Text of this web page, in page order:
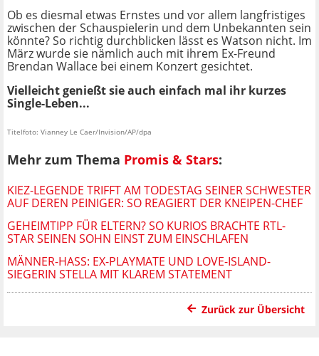
Ob es diesmal etwas Ernstes und vor allem langfristiges
zwischen der Schauspielerin und dem Unbekannten sein
könnte? So richtig durchblicken lässt es Watson nicht. Im
März wurde sie nämlich auch mit ihrem Ex-Freund
Brendan Wallace bei einem Konzert gesichtet.
Vielleicht genießt sie auch einfach mal ihr kurzes
Single-Leben...
Titelfoto: Vianney Le Caer/Invision/AP/dpa
Mehr zum Thema Promis & Stars:
KIEZ-LEGENDE TRIFFT AM TODESTAG SEINER SCHWESTER
AUF DEREN PEINIGER: SO REAGIERT DER KNEIPEN-CHEF
GEHEIMTIPP FÜR ELTERN? SO KURIOS BRACHTE RTL-
STAR SEINEN SOHN EINST ZUM EINSCHLAFEN
MÄNNER-HASS: EX-PLAYMATE UND LOVE-ISLAND-
SIEGERIN STELLA MIT KLAREM STATEMENT
Zurück zur Übersicht